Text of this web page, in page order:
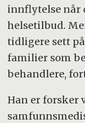
innflytelse når
helsetilbud.
tidligere sett
familier som
behandlere,
Han er forsker